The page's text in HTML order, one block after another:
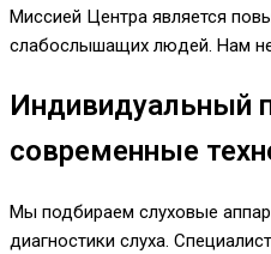
Миссией Центра является
слабослышащих людей. Нам
Индивидуальный
современные
Мы подбираем слуховые
диагностики слуха.